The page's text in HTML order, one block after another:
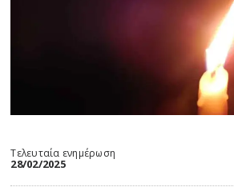
Τελευταία ενημέρωση
28/02/2025